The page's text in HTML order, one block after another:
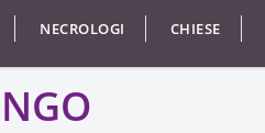
NECROLOGI CHIESE